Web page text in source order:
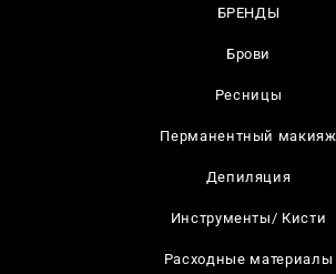
БРЕНДЫ
Брови
Ресницы
Перманентный макияж
Депиляция
Инструменты/ Кисти
Расходные материалы